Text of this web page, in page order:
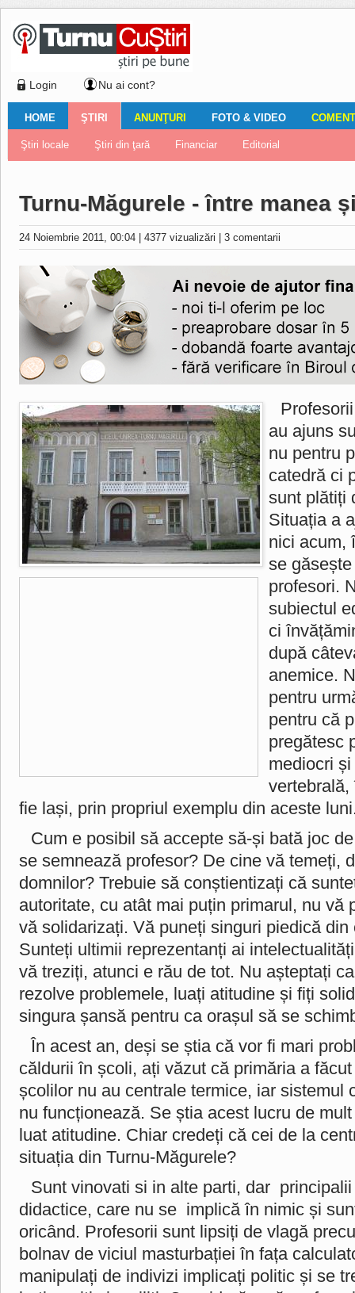
Login Nu ai cont?
HOME
Ştiri locale Turnaţi aici! Nemulţumirile localnicilor
ŞTIRI
Ştiri locale Ştiri din ţară Financiar Editorial
ANUNŢURI
Imobiliare Auto Închirieri Vânzări Locuri de muncă
FOTO & VIDEO
Galerii Foto Galerii video
Comentariul zilei
Turnu-Măgurele - între manea
24 Noiembrie 2011, 00:04 4377 vizualizări 3 comentarii
au ajuns
nu pentru
catedră ci
sunt plătiți
Situația a
nici acum,
se
profesori.
subiectul
ci
după
anemice.
pentru
pentru că
pregătesc
mediocri
fie lași, prin propriul exemplu din aceste
Cum e posibil să accepte să-și bată joc
se semnează profesor? De cine vă temeți,
domnilor? Trebuie să conștientizați că
autoritate, cu atât mai puțin primarul, nu vă
vă solidarizați. Vă puneți singuri piedică din
Sunteți ultimii reprezentanți ai
vă treziți, atunci e rău de tot. Nu așteptați
rezolve problemele, luați atitudine și fiți
singura șansă pentru ca orașul să se
În acest an, deși se știa că vor fi mari
căldurii în școli, ați văzut că primăria a
școlilor nu au centrale termice, iar sistemul
nu funcționează. Se știa acest lucru de
luat atitudine. Chiar credeți că cei de la
situația din Turnu-Măgurele?
Sunt vinovati si in alte parti, dar
didactice, care nu se implică în nimic și
oricând. Profesorii sunt lipsiți de vlagă
bolnav de viciul masturbației în fața
manipulați de indivizi implicați politic și se